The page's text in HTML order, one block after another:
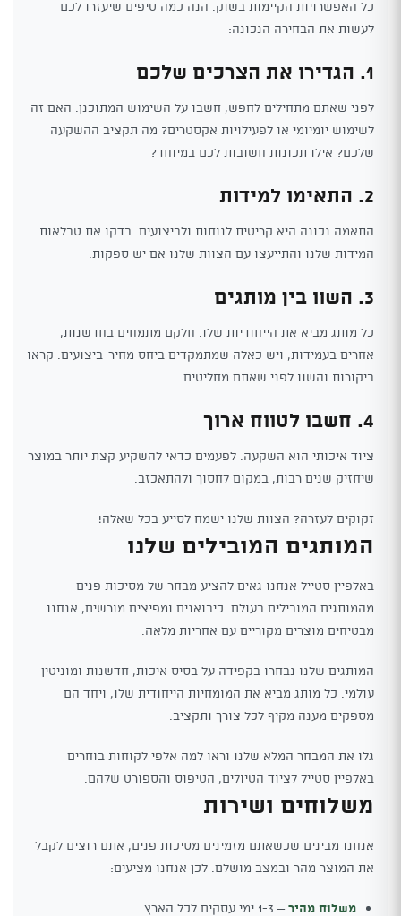
כל האפשרויות הקיימות בשוק. הנה כמה טיפים שיעזרו לכם
לעשות את הבחירה הנכונה:
1. הגדירו את הצרכים שלכם
לפני שאתם מתחילים לחפש, חשבו על השימוש המתוכנן. האם זה
לשימוש יומיומי או לפעילויות אקסטרים? מה תקציב ההשקעה
שלכם? אילו תכונות חשובות לכם במיוחד?
2. התאימו למידות
התאמה נכונה היא קריטית לנוחות ולביצועים. בדקו את טבלאות
המידות שלנו והתייעצו עם הצוות שלנו אם יש ספקות.
3. השוו בין מותגים
כל מותג מביא את הייחודיות שלו. חלקם מתמחים בחדשנות,
אחרים בעמידות, ויש כאלה שמתמקדים ביחס מחיר-ביצועים. קראו
ביקורות והשוו לפני שאתם מחליטים.
4. חשבו לטווח ארוך
ציוד איכותי הוא השקעה. לפעמים כדאי להשקיע קצת יותר במוצר
שיחזיק שנים רבות, במקום לחסוך ולהתאכזב.
זקוקים לעזרה? הצוות שלנו ישמח לסייע בכל שאלה!
המותגים המובילים שלנו
באלפיין סטייל אנחנו גאים להציע מבחר של מסיכות פנים
מהמותגים המובילים בעולם. כיבואנים ומפיצים מורשים, אנחנו
מבטיחים מוצרים מקוריים עם אחריות מלאה.
המותגים שלנו נבחרו בקפידה על בסיס איכות, חדשנות ומוניטין
עולמי. כל מותג מביא את המומחיות הייחודית שלו, ויחד הם
מספקים מענה מקיף לכל צורך ותקציב.
גלו את המבחר המלא שלנו וראו למה אלפי לקוחות בוחרים
באלפיין סטייל לציוד הטיולים, הטיפוס והספורט שלהם.
משלוחים ושירות
אנחנו מבינים שכשאתם מזמינים מסיכות פנים, אתם רוצים לקבל
את המוצר מהר ובמצב מושלם. לכן אנחנו מציעים:
משלוח מהיר– 1-3 ימי עסקים לכל הארץ